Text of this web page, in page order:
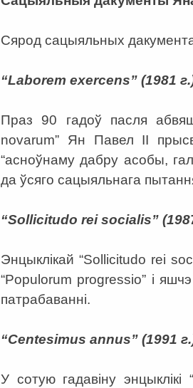
Сярод сацыяльных
“Laborem exercens” (1981
Праз 90 гадоў пасля
novarum” Ян Павел ІІ
“асноўнаму дабру асобы,
да ўсяго сацыяльнага
“Sollicitudo rei socialis”
Энцыклікай “Sollicitudo rei
“Populorum progressio” і
патрабаванні.
“Centesimus annus” (1991
У сотую гадавіну